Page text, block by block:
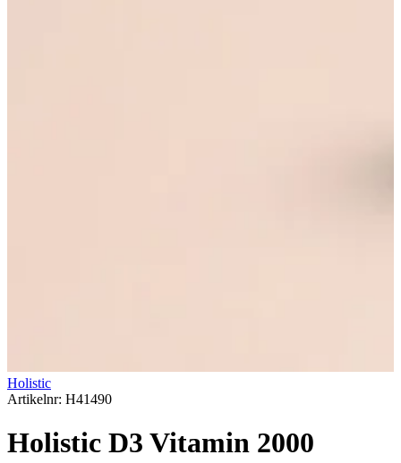
Holistic
Artikelnr: H41490
Holistic D3 Vitamin 2000